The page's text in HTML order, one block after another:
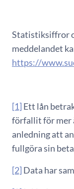
Statistiksiffror
meddelandet
https://
[1] Ett lån
förfallit för mer
anledning att
fullgöra sin
[2] Data har